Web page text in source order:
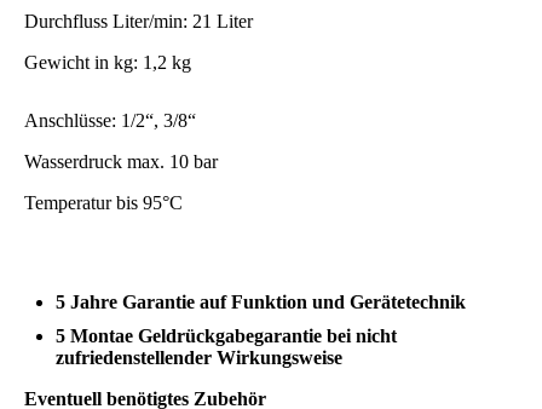
Durchfluss Liter/min: 21 Liter
Gewicht in kg: 1,2 kg
Anschlüsse: 1/2“, 3/8“
Wasserdruck max. 10 bar
Temperatur bis 95°C
5 Jahre Garantie auf Funktion und Gerätetechnik
5 Montae Geldrückgabegarantie bei nicht
zufriedenstellender Wirkungsweise
Eventuell benötigtes Zubehör